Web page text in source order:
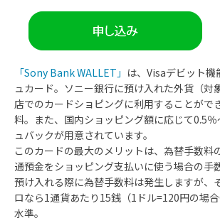
「Sony Bank WALLET」 は、Visaデビット
ュカード。ソニー銀行に預け入れた外貨（対
店でのカードショピングに利用することがで
料。また、国内ショッピング額に応じて0.5
ュバックが用意されています。
このカードの最大のメリットは、為替手数料
通預金をショッピング支払いに使う場合の手
預け入れる際に為替手数料は発生しますが、
ロなら1通貨あたり15銭（1ドル=120円の場
水準。